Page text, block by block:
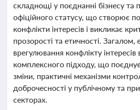
складнощі у поєднанні бізнесу та
офіційного статусу, що створює
конфлікти інтересів і викликає
прозорості та етичності. Загалом,
врегулювання конфлікту інтересів
комплексного підходу, що
зміни, практичні механізми
доброчесності у публічному та
секторах.